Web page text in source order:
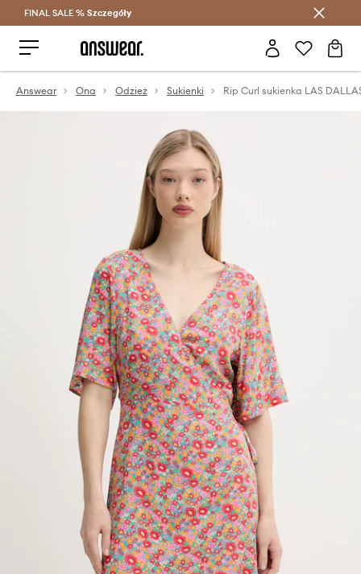
Oszczędzaj z Answear Club >
FINAL SALE % Szczegóły
Answear Ona Odzież Sukienki Rip Curl sukienka LAS